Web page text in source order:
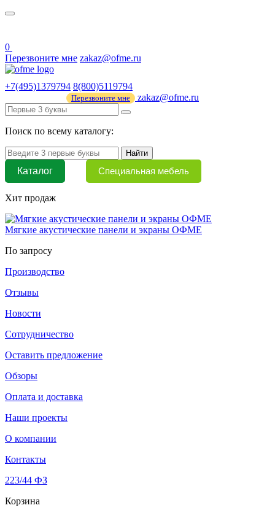
0
Перезвоните мне zakaz@ofme.ru
+7(495)1379794 8(800)5119794
Перезвоните мне zakaz@ofme.ru
Поиск по всему каталогу:
Найти
Каталог Специальная мебель
Хит продаж
Мягкие акустические панели и экраны ОФМЕ
По запросу
Производство
Отзывы
Новости
Сотрудничество
Оставить предложение
Обзоры
Оплата и доставка
Наши проекты
О компании
Контакты
223/44 ФЗ
Корзина